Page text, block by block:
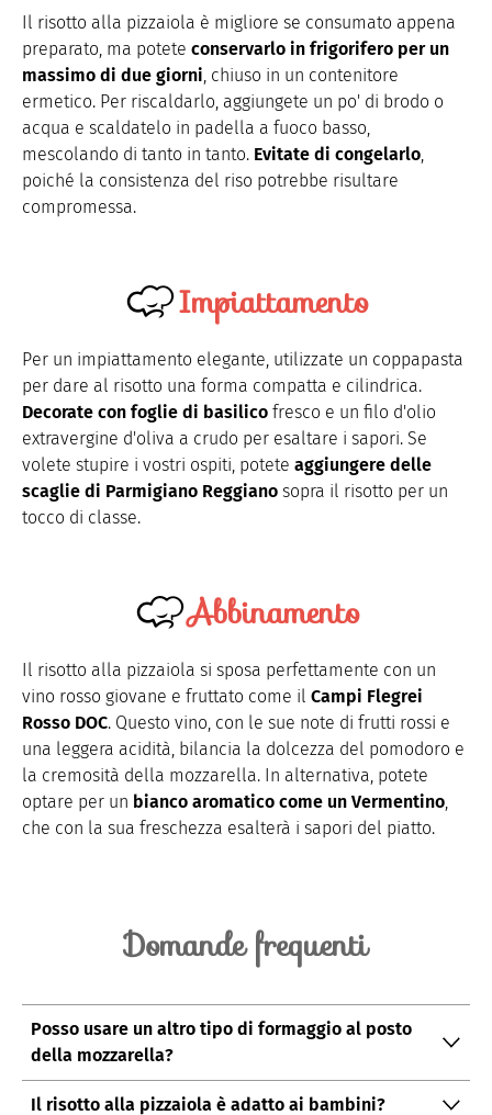
Il risotto alla pizzaiola è migliore se consumato appena
preparato, ma potete conservarlo in frigorifero per un
massimo di due giorni, chiuso in un contenitore
ermetico. Per riscaldarlo, aggiungete un po' di brodo o
acqua e scaldatelo in padella a fuoco basso,
mescolando di tanto in tanto. Evitate di congelarlo,
poiché la consistenza del riso potrebbe risultare
compromessa.
Impiattamento
Per un impiattamento elegante, utilizzate un coppapasta
per dare al risotto una forma compatta e cilindrica.
Decorate con foglie di basilico fresco e un filo d'olio
extravergine d'oliva a crudo per esaltare i sapori. Se
volete stupire i vostri ospiti, potete aggiungere delle
scaglie di Parmigiano Reggiano sopra il risotto per un
tocco di classe.
Abbinamento
Il risotto alla pizzaiola si sposa perfettamente con un
vino rosso giovane e fruttato come il Campi Flegrei
Rosso DOC. Questo vino, con le sue note di frutti rossi e
una leggera acidità, bilancia la dolcezza del pomodoro e
la cremosità della mozzarella. In alternativa, potete
optare per un bianco aromatico come un Vermentino,
che con la sua freschezza esalterà i sapori del piatto.
Domande frequenti
Posso usare un altro tipo di formaggio al posto
della mozzarella?
Sì, potete utilizzare formaggi a pasta filata come la
Il risotto alla pizzaiola è adatto ai bambini?